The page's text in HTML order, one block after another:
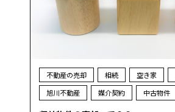
不動産の売却 相続 空き家
旭川不動産
媒介契約 中古物件